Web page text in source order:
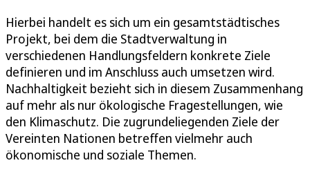
Hierbei handelt es sich um ein gesamtstädtisches
Projekt, bei dem die Stadtverwaltung in
verschiedenen Handlungsfeldern konkrete Ziele
definieren und im Anschluss auch umsetzen wird.
Nachhaltigkeit bezieht sich in diesem Zusammenhang
auf mehr als nur ökologische Fragestellungen, wie
den Klimaschutz. Die zugrundeliegenden Ziele der
Vereinten Nationen betreffen vielmehr auch
ökonomische und soziale Themen.